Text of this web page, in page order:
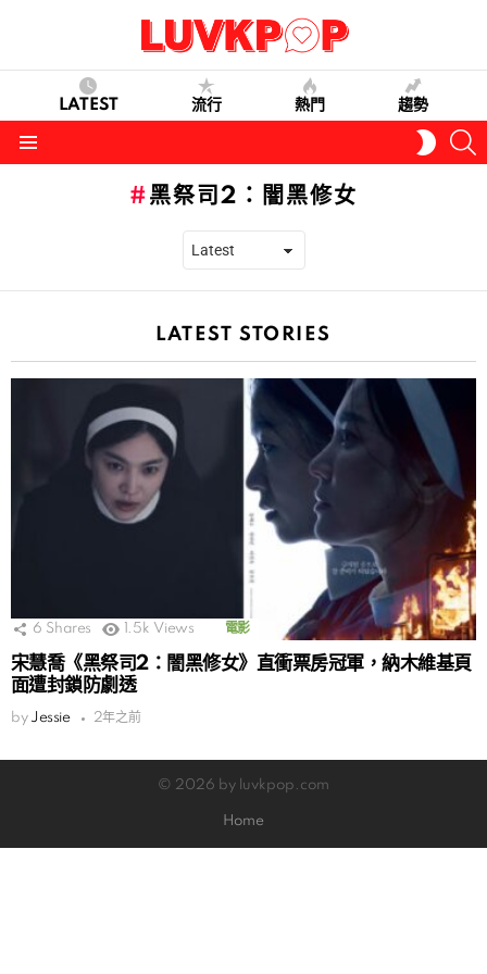
LATEST 流行 熱門 趨勢
SKIN
黑祭司2：闇黑修女
LATEST STORIES
6 Shares 1.5k Views 電影
宋慧喬《黑祭司2：闇黑修女》直衝票房冠軍，納木維基頁
面遭封鎖防劇透
by Jessie 2年之前
© 2026 by luvkpop.com
Home